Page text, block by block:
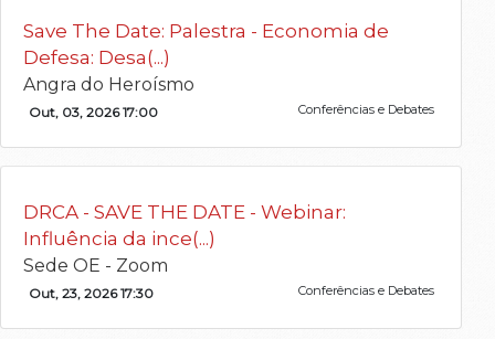
Save The Date: Palestra - Economia de
Defesa: Desa(...)
Angra do Heroísmo
Out, 03, 2026 17:00 Conferências e Debates
DRCA - SAVE THE DATE - Webinar:
Influência da ince(...)
Sede OE - Zoom
Out, 23, 2026 17:30 Conferências e Debates